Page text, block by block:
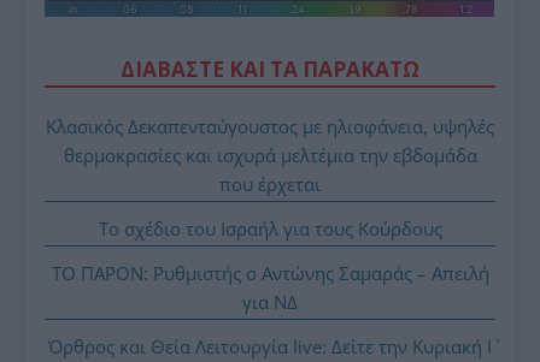
ΔΙΑΒΑΣΤΕ ΚΑΙ ΤΑ ΠΑΡΑΚΑΤΩ
Κλασικός Δεκαπενταύγουστος με ηλιοφάνεια, υψηλές
θερμοκρασίες και ισχυρά μελτέμια την εβδομάδα
που έρχεται
Το σχέδιο του Ισραήλ για τους Κούρδους
ΤΟ ΠΑΡΟΝ: Ρυθμιστής ο Αντώνης Σαμαράς – Απειλή
για ΝΔ
Όρθρος και Θεία Λειτουργία live: Δείτε την Κυριακή Ι΄